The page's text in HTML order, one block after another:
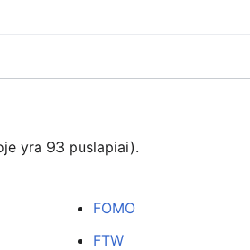
yra 93 puslapiai).
FOMO
FTW